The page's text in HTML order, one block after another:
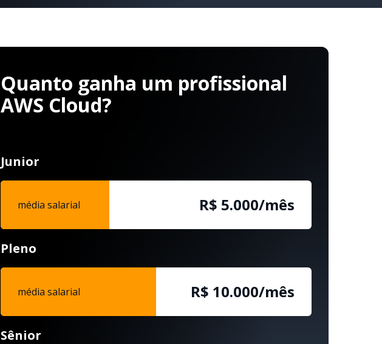
Quanto ganha um profissional
AWS Cloud?
Junior
média salarial R$ 5.000/mês
Pleno
média salarial R$ 10.000/mês
Sênior